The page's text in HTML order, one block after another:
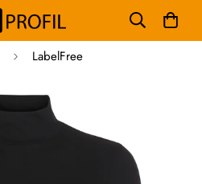
LabelFree